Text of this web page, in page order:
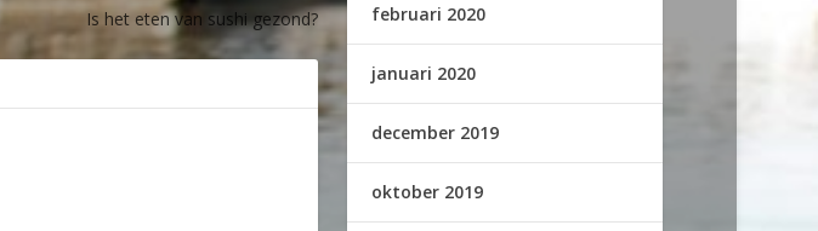
Is het eten van sushi gezond? februari 2020
januari 2020
december 2019
oktober 2019